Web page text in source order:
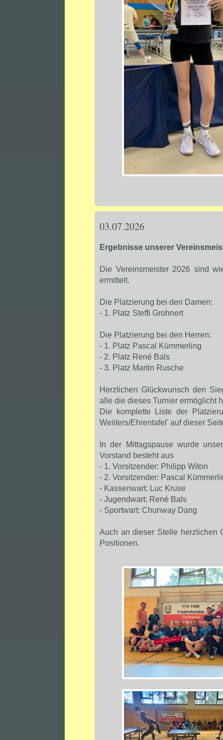
03.07.2026
Ergebnisse unserer
Die Vereinsmeister 2026 sind
ermittelt.
Die Platzierung bei den Damen:
- 1. Platz Steffi Grohnert
Die Platzierung bei den Herren:
- 1. Platz Pascal Kümmerling
- 2. Platz René Bals
- 3. Platz Martin Rusche
Herzlichen Glückwunsch den
alle die dieses Turnier ermöglicht
Die komplette Liste der
Weiiters/Ehrentafel' auf dieser
In der Mittagspause wurde
Vorstand besteht aus
- 1. Vorsitzender: Philipp Witon
- 2. Vorsitzender: Pascal
- Kassenwart: Luc Kruse
- Jugendwart: René Bals
- Sportwart: Chunway Dang
Auch an dieser Stelle herzlichen
Positionen.